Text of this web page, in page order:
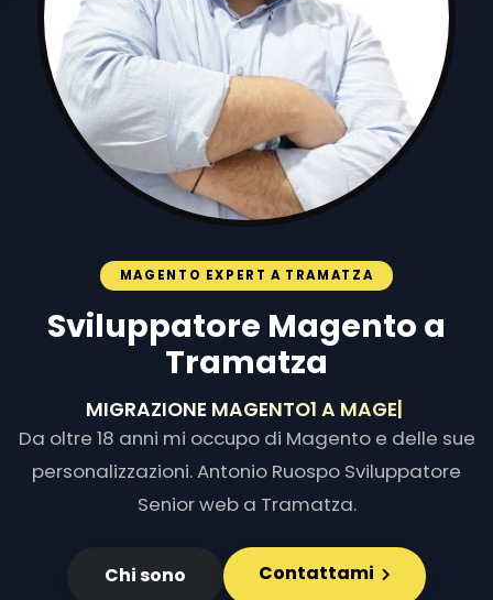
MAGENTO EXPERT A TRAMATZA
Sviluppatore Magento a
Tramatza
MIGRAZIONE MAGENTO1 A MAGENTO2
Da oltre 18 anni mi occupo di Magento e delle sue
personalizzazioni. Antonio Ruospo Sviluppatore
Senior web a Tramatza.
Chi sono Contattami